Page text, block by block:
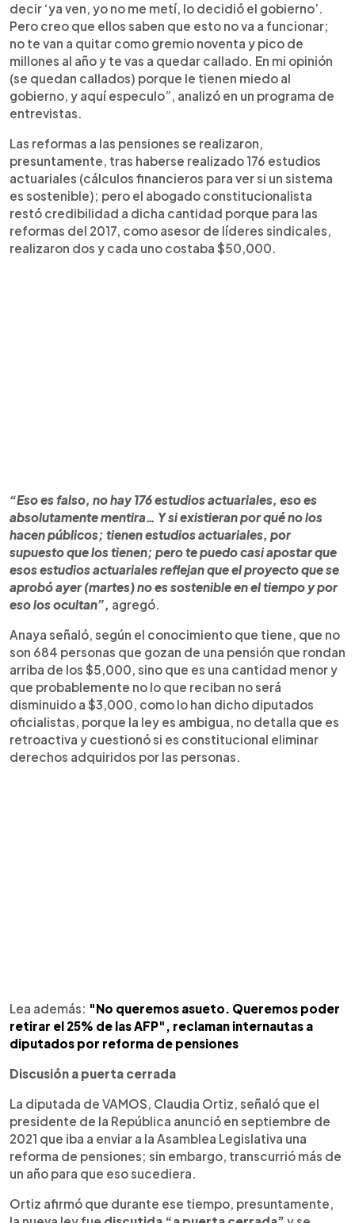
decir ‘ya ven, yo no me metí, lo decidió el gobierno’.
Pero creo que ellos saben que esto no va a funcionar;
no te van a quitar como gremio noventa y pico de
millones al año y te vas a quedar callado. En mi opinión
(se quedan callados) porque le tienen miedo al
gobierno, y aquí especulo”, analizó en un programa de
entrevistas.
Las reformas a las pensiones se realizaron,
presuntamente, tras haberse realizado 176 estudios
actuariales (cálculos financieros para ver si un sistema
es sostenible); pero el abogado constitucionalista
restó credibilidad a dicha cantidad porque para las
reformas del 2017, como asesor de líderes sindicales,
realizaron dos y cada uno costaba $50,000.
“Eso es falso, no hay 176 estudios actuariales, eso es
absolutamente mentira… Y si existieran por qué no los
hacen públicos; tienen estudios actuariales, por
supuesto que los tienen; pero te puedo casi apostar que
esos estudios actuariales reflejan que el proyecto que se
aprobó ayer (martes) no es sostenible en el tiempo y por
eso los ocultan”, agregó.
Anaya señaló, según el conocimiento que tiene, que no
son 684 personas que gozan de una pensión que rondan
arriba de los $5,000, sino que es una cantidad menor y
que probablemente no lo que reciban no será
disminuido a $3,000, como lo han dicho diputados
oficialistas, porque la ley es ambigua, no detalla que es
retroactiva y cuestionó si es constitucional eliminar
derechos adquiridos por las personas.
Lea además: "No queremos asueto. Queremos poder
retirar el 25% de las AFP", reclaman internautas a
diputados por reforma de pensiones
Discusión a puerta cerrada
La diputada de VAMOS, Claudia Ortiz, señaló que el
presidente de la República anunció en septiembre de
2021 que iba a enviar a la Asamblea Legislativa una
reforma de pensiones; sin embargo, transcurrió más de
un año para que eso sucediera.
Ortiz afirmó que durante ese tiempo, presuntamente,